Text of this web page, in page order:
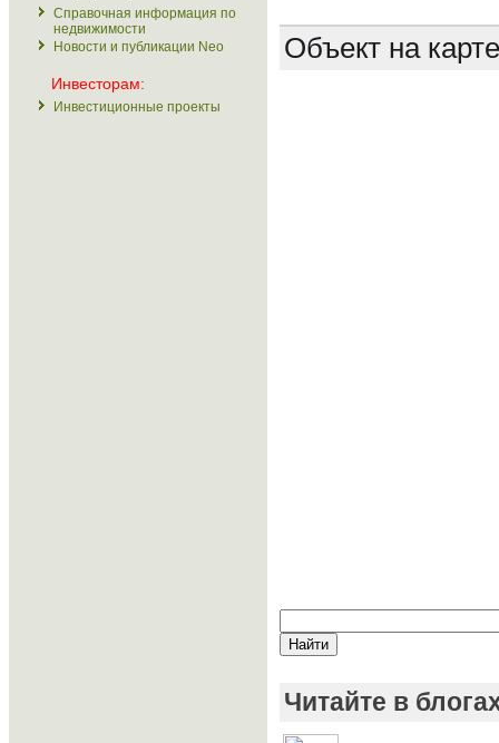
Справочная информация по
недвижимости
Новости и публикации Neo
Инвесторам:
Инвестиционные проекты
Объект на карте
Читайте в